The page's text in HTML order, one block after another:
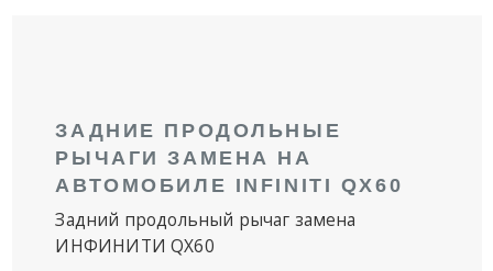
ЗАДНИЕ ПРОДОЛЬНЫЕ
РЫЧАГИ ЗАМЕНА НА
АВТОМОБИЛЕ INFINITI QX60
Задний продольный рычаг замена
ИНФИНИТИ QX60